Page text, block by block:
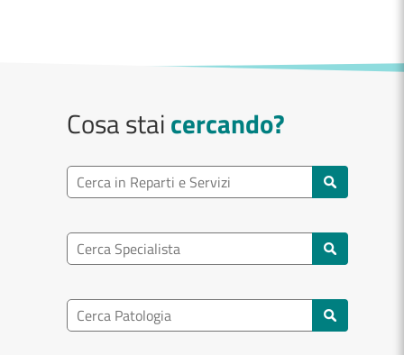
Cosa staicercando?
Ricerca reparto
Ricerca specialisti
Ricerca nel patologia